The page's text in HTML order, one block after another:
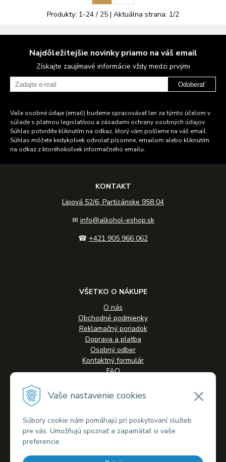
Vaše nastavenie cookies
Súbory cookie nám pomáhajú pri poskytovaní služieb
pre vás. Umožňujú spoznať a zapamätať si vaše
preferencie.
Produkty: 1-24/ 25 | Aktuálna strana: 1/2
Najdôležitejšie novinky priamo na váš email
Získajte zaujímavé informácie vždy medzi prvými
Odoberať
Vaše osobné údaje (email) budeme spracovávať len za týmto účelom v
súlade s platnou legislatívou a zásadami ochrany osobných údajov.
Súhlas potvrdíte kliknutím na odkaz, ktorý vám pošleme na váš email.
Súhlas môžete kedykoľvek odvolať písomne, emailom alebo kliknutím
na odkaz z ktoréhokoľvek informačného emailu.
KONTAKT
Lipová 52/6, Partizánske 958 04
✉ info@alkohol-eshop.sk
☎ +421 905 966 062
VŠETKO O NÁKUPE
O nás
Obchodné podmienky
Reklamačný poriadok
Doprava a platba
Osobný odber
Kontaktný formulár
FAQ
Alternatívne riešenie sporov
Ochrana osobných údajov
Novinky